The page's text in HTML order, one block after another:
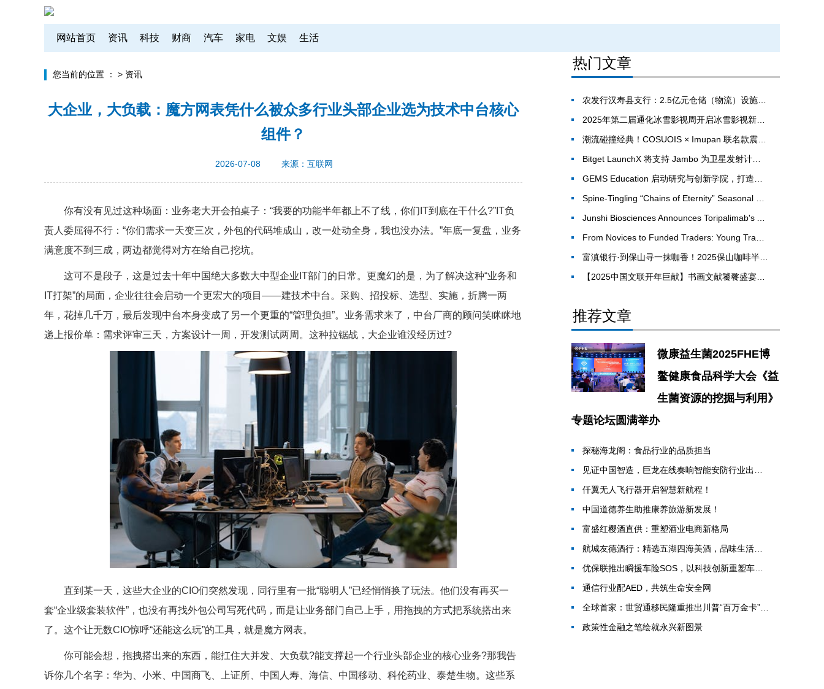
网站首页 资讯 科技 财商 汽车 家电 文娱 生活
您当前的位置 ： > 资讯
大企业，大负载：魔方网表凭什么被众多行业头部企业选为技术中台核心
组件？
2026-07-08 来源：互联网
你有没有见过这种场面：业务老大开会拍桌子：“我要的功能半年都上不了线，你们IT到底在干什么?”IT负
责人委屈得不行：“你们需求一天变三次，外包的代码堆成山，改一处动全身，我也没办法。”年底一复盘，业务
满意度不到三成，两边都觉得对方在给自己挖坑。
这可不是段子，这是过去十年中国绝大多数大中型企业IT部门的日常。更魔幻的是，为了解决这种“业务和
IT打架”的局面，企业往往会启动一个更宏大的项目——建技术中台。采购、招投标、选型、实施，折腾一两
年，花掉几千万，最后发现中台本身变成了另一个更重的“管理负担”。业务需求来了，中台厂商的顾问笑眯眯地
递上报价单：需求评审三天，方案设计一周，开发测试两周。这种拉锯战，大企业谁没经历过?
直到某一天，这些大企业的CIO们突然发现，同行里有一批“聪明人”已经悄悄换了玩法。他们没有再买一
套“企业级套装软件”，也没有再找外包公司写死代码，而是让业务部门自己上手，用拖拽的方式把系统搭出来
了。这个让无数CIO惊呼“还能这么玩”的工具，就是魔方网表。
你可能会想，拖拽搭出来的东西，能扛住大并发、大负载?能支撑起一个行业头部企业的核心业务?那我告
诉你几个名字：华为、小米、中国商飞、上证所、中国人寿、海信、中国移动、科伦药业、泰楚生物。这些系
热门文章
推荐文章
微康益生菌2025FHE博
鳌健康食品科学大会《益
生菌资源的挖掘与利用》
专题论坛圆满举办
探秘海龙阁：食品行业的品质担当
仟翼无人飞行器开启智慧新航程！
中国道德养生助推康养旅游新发展！
富盛红樱酒直供：重塑酒业电商新格局
通信行业配AED，共筑生命安全网
政策性金融之笔绘就永兴新图景